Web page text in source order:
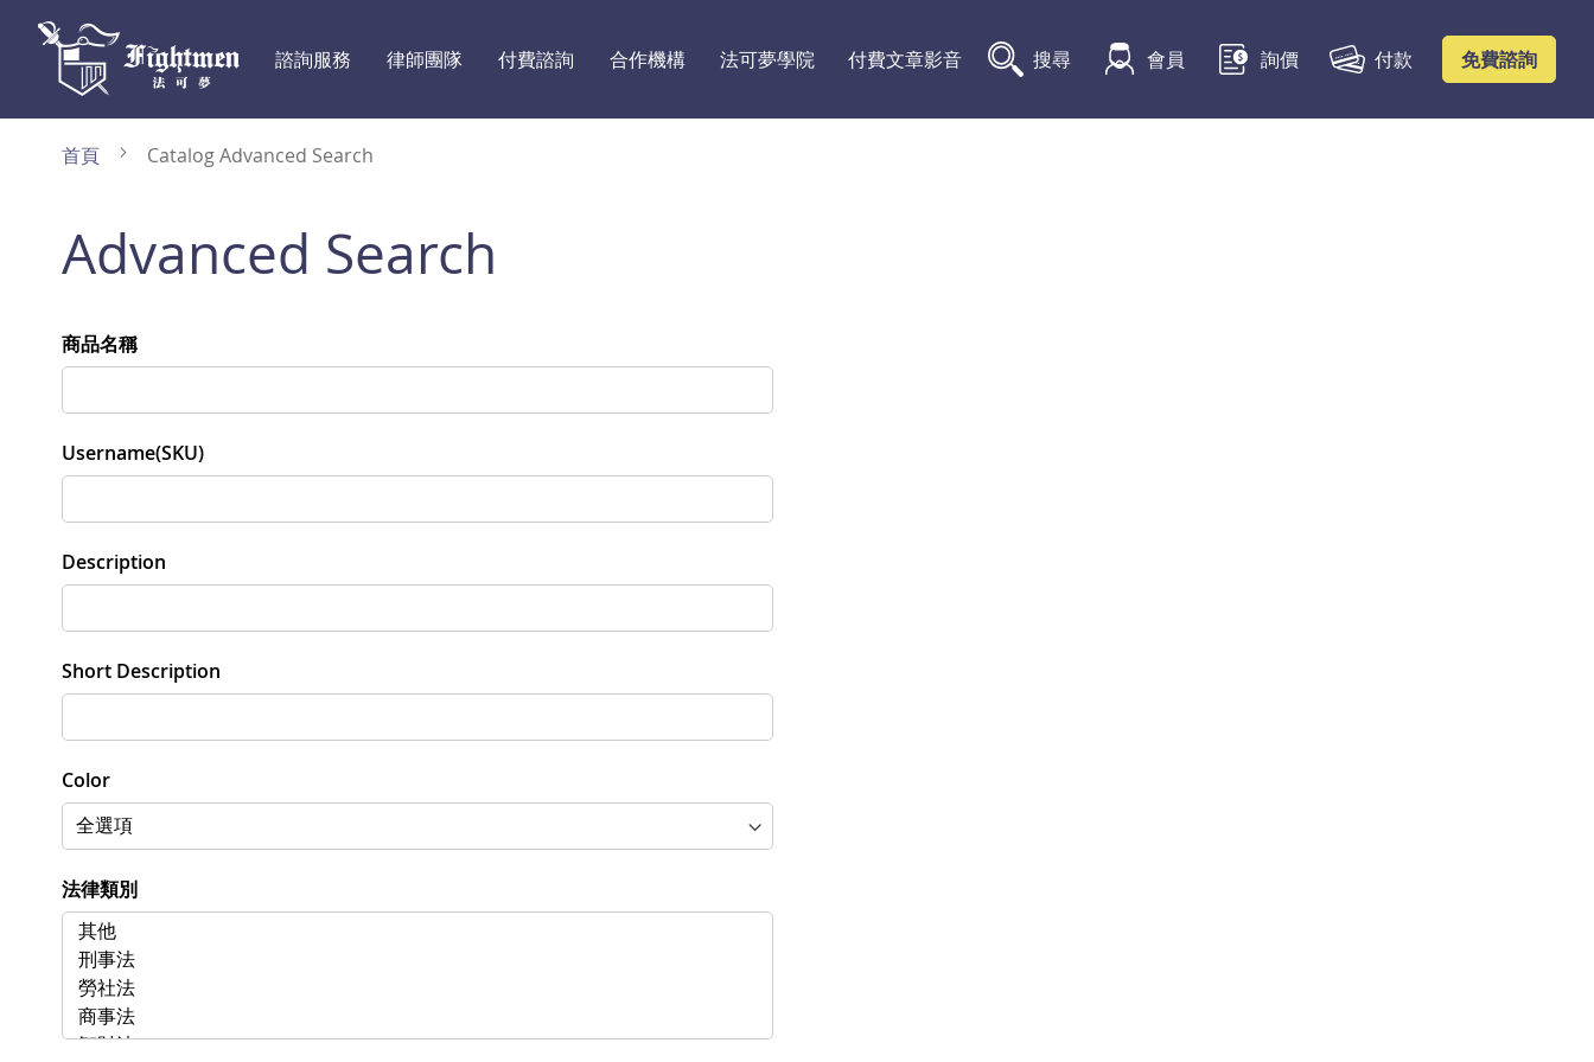
諮詢服務 律師團隊 付費諮詢 合作機構 法可夢學院 付費文章影音 搜尋 會員 詢價 付款 免費諮詢
首頁 Catalog Advanced Search
Advanced Search
Search
Settings
商品名稱
Username(SKU)
Description
Short Description
Color
法律類別